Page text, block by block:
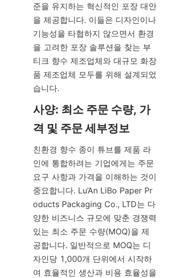
준을 유지하는 혁신적인 포장 대안
을 제공합니다. 이들은 디자인이나
기능성을 타협하지 않으면서 환경
을 고려한 포장 솔루션을 찾는 부
티크 향수 제조업체와 대규모 화장
품 제조업체 모두를 위해 설계되었
습니다.
사양: 최소 주문 수량, 가
격 및 주문 세부정보
친환경 향수 종이 튜브를 제품 라
인에 통합하려는 기업에게는 주문
요구 사항과 가격을 이해하는 것이
중요합니다. Lu’An LiBo Paper Pr
oducts Packaging Co., LTD는 다
양한 비즈니스 규모에 맞춘 경쟁력
있는 최소 주문 수량(MOQ)을 제
공합니다. 일반적으로 MOQ는 디
자인당 1,000개 단위에서 시작하
여 효율적인 생산과 비용 효율성을